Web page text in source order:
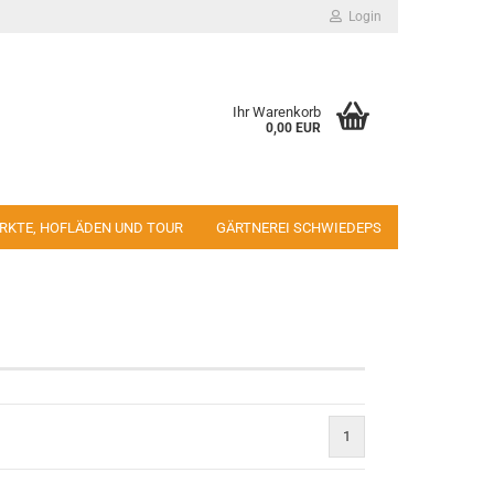
Login
Ihr Warenkorb
0,00 EUR
HOFLÄDEN UND TOUR GÄRTNEREI SCHWIEDEPS
1